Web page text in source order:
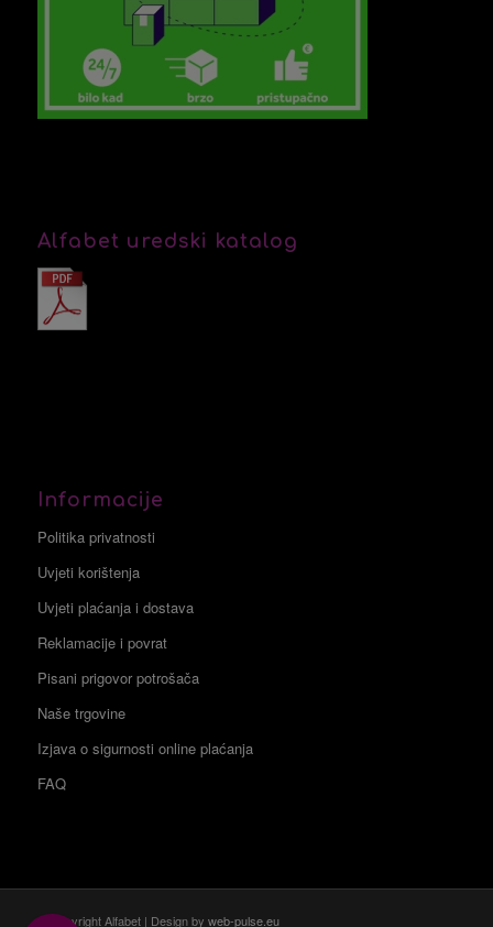
Alfabet uredski katalog
Informacije
Politika privatnosti
Uvjeti korištenja
Uvjeti plaćanja i dostava
Reklamacije i povrat
Pisani prigovor potrošača
Naše trgovine
Izjava o sigurnosti online plaćanja
FAQ
© Copyright Alfabet | Design by web-pulse.eu